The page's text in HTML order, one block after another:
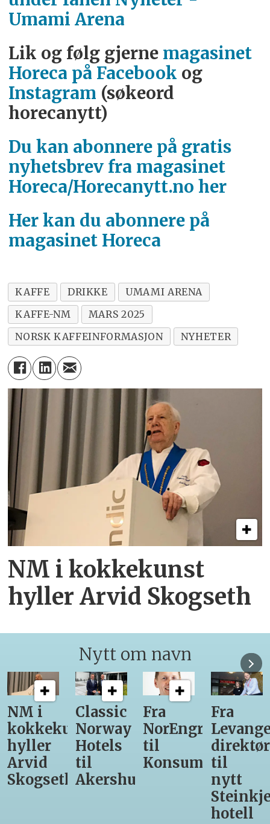
Indonesia, 15. – 17. mai
World Cup Tasters Championship,
Geneve, Sveits, 26. – 28. juni
World Coffee in Good Spirits
Championship, Geneve, Sveits, 26. –
28. juni
Umami Arena
Lik og følg gjerne magasinet
Horeca på Facebook og
Instagram (søkeord
horecanytt)
Du kan abonnere på gratis
nyhetsbrev fra magasinet
Horeca/Horecanytt.no her
Her kan du abonnere på
magasinet Horeca
KAFFE DRIKKE
UMAMI ARENA
KAFFE-NM
MARS 2025
NORSK KAFFEINFORMASJON
NYHETER
NM i kokkekunst
hyller Arvid Skogseth
Nytt om navn
NM i
kokkekunst
hyller
Arvid
Skogseth
Classic
Norway
Hotels
til
Akershus
Fra
NorEngros
til
Konsumgruppen
Fra
direktør
til
nytt
hotell